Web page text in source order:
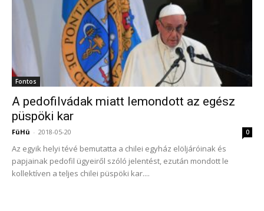
Fontos
A pedofilvádak miatt lemondott az egész
püspöki kar
FüHü - 2018-05-20 0
Az egyik helyi tévé bemutatta a chilei egyház elöljáróinak és
papjainak pedofil ügyeiről szóló jelentést, ezután mondott le
kollektíven a teljes chilei püspöki kar....